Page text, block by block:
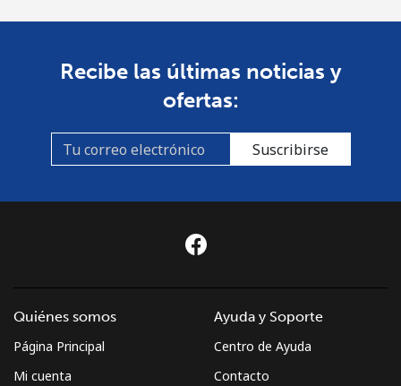
Recibe las últimas noticias y
ofertas:
Suscribirse
Quiénes somos
Página Principal
Mi cuenta
Ayuda y Soporte
Centro de Ayuda
Contacto